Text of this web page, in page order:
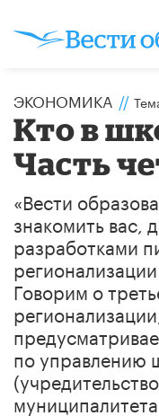
ЭКОНОМИКА //
Кто в
Часть
«Вести
знакомить вас,
разработками
Говорим о
по управлению